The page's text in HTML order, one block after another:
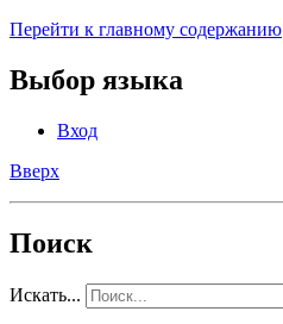
Перейти к главному содержанию
Выбор языка
Вход
Вверх
Поиск
Искать...